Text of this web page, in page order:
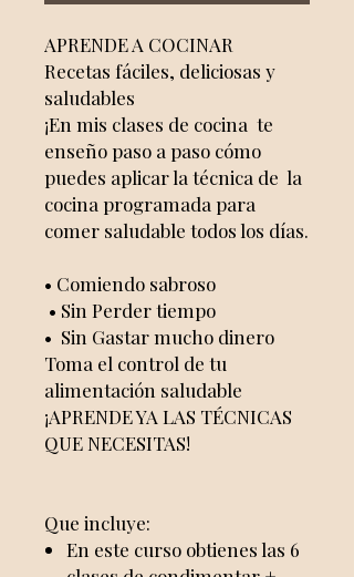
APRENDE A COCINAR
Recetas fáciles, deliciosas y
saludables
¡En mis clases de cocina te
enseño paso a paso cómo
puedes aplicar la técnica de la
cocina programada para
comer saludable todos los días.
• Comiendo sabroso
• Sin Perder tiempo
• Sin Gastar mucho dinero
Toma el control de tu
alimentación saludable
¡APRENDE YA LAS TÉCNICAS
QUE NECESITAS!
Que incluye:
En este curso obtienes las 6